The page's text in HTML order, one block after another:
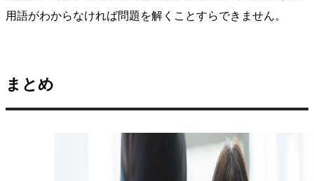
用語がわからなければ問題を解くことすらできません。
まとめ